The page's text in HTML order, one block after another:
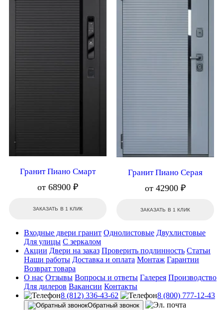
Гранит Пиано Смарт
от 68900 ₽
ЗАКАЗАТЬ В 1 КЛИК
Гранит Пиано Серая
от 42900 ₽
ЗАКАЗАТЬ В 1 КЛИК
Входные двери гранит Однолистовые Двухлистовые
Для улицы С зеркалом
Акции Двери на заказ Проверить подлинность Статьи
Наши работы Доставка и оплата Монтаж Гарантии
Возврат товара
О нас Отзывы Вопросы и ответы Галерея Производство
Для дилеров Вакансии Контакты
8 (812) 336-43-62
8 (800) 777-12-43
Обратный звонок